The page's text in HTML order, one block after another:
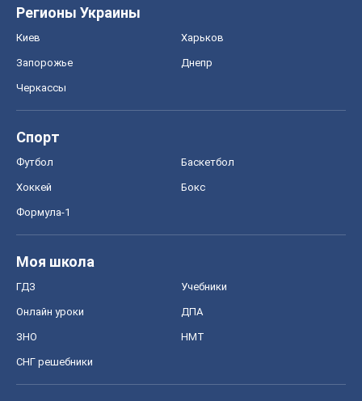
Регионы Украины
Киев Харьков
Запорожье Днепр
Черкассы
Спорт
Футбол Баскетбол
Хоккей Бокс
Формула-1
Моя школа
ГДЗ Учебники
Онлайн уроки ДПА
ЗНО НМТ
СНГ решебники